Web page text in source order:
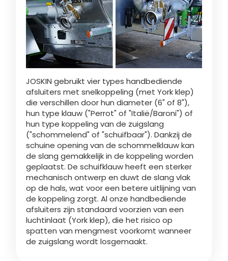
Lietuvių kalba
Česká republika
Srpski
Yкраїнська мова
ελληνικά
Svenska
한국의
JOSKIN gebruikt vier types handbediende
afsluiters met snelkoppeling (met York klep)
die verschillen door hun diameter (6" of 8"),
hun type klauw ("Perrot" of "Italië/Baroni") of
hun type koppeling van de zuigslang
("schommelend" of "schuifbaar"). Dankzij de
schuine opening van de schommelklauw kan
de slang gemakkelijk in de koppeling worden
geplaatst. De schuifklauw heeft een sterker
mechanisch ontwerp en duwt de slang vlak
op de hals, wat voor een betere uitlijning van
de koppeling zorgt. Al onze handbediende
afsluiters zijn standaard voorzien van een
luchtinlaat (York klep), die het risico op
spatten van mengmest voorkomt wanneer
de zuigslang wordt losgemaakt.